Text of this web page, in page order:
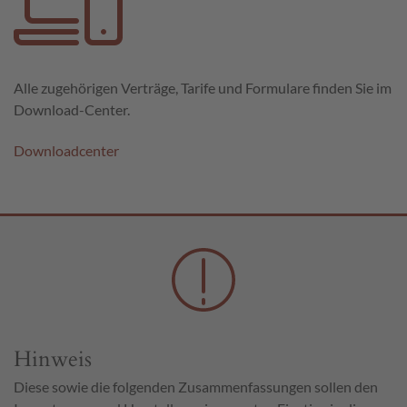
Alle zugehörigen Verträge, Tarife und Formulare finden Sie im
Download-Center.
Downloadcenter
Hinweis
Diese sowie die folgenden Zusammenfassungen sollen den